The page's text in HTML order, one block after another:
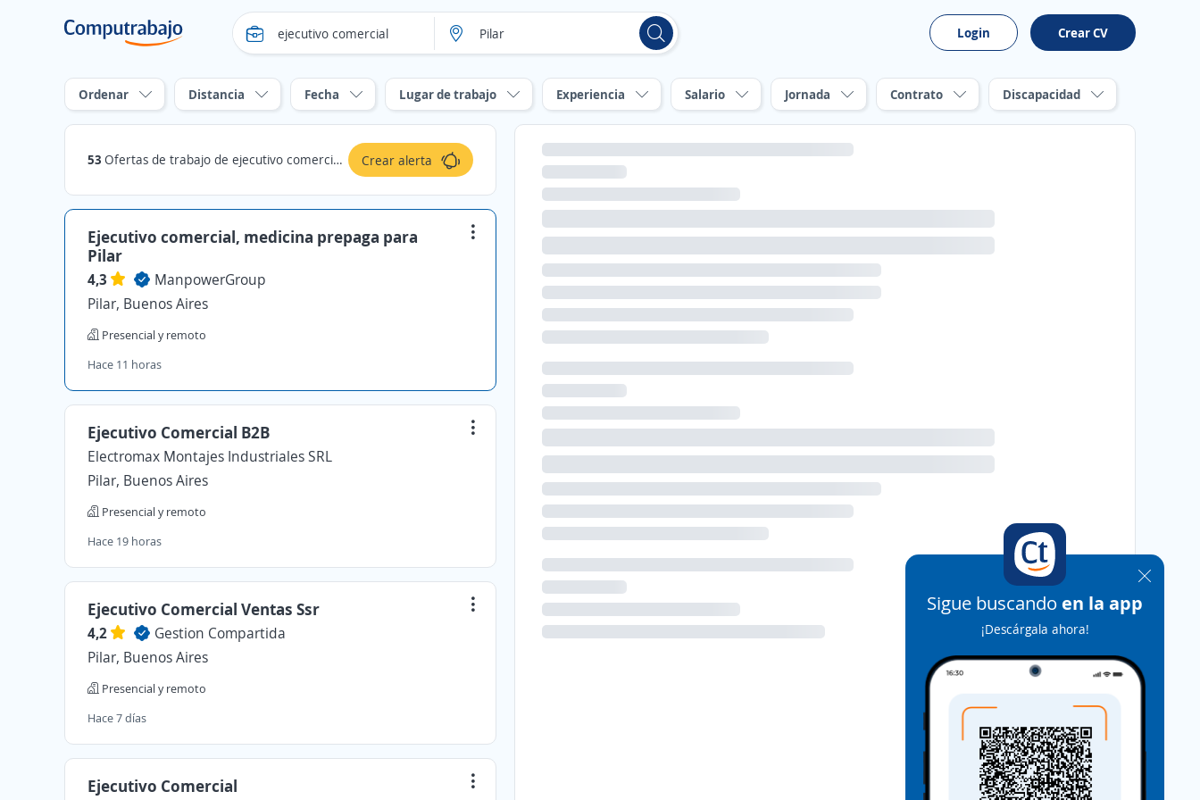
Login Crear CV
Ordenar Distancia Fecha Lugar de trabajo Experiencia Salario Jornada Contrato Discapacidad
53 Ofertas de trabajo de ejecutivo comercial en Pilar, Buenos Aires Crear alerta
Ejecutivo comercial, medicina prepaga para
Pilar
4,3
ManpowerGroup
Pilar, Buenos Aires
Presencial y remoto
Hace 11 horas
Ejecutivo Comercial B2B
Electromax Montajes Industriales SRL
Pilar, Buenos Aires
Presencial y remoto
Hace 19 horas
Ejecutivo Comercial Ventas Ssr
4,2
Gestion Compartida
Pilar, Buenos Aires
Presencial y remoto
Hace 7 días
Ejecutivo Comercial
Sigue buscando en la app
¡Descárgala ahora!